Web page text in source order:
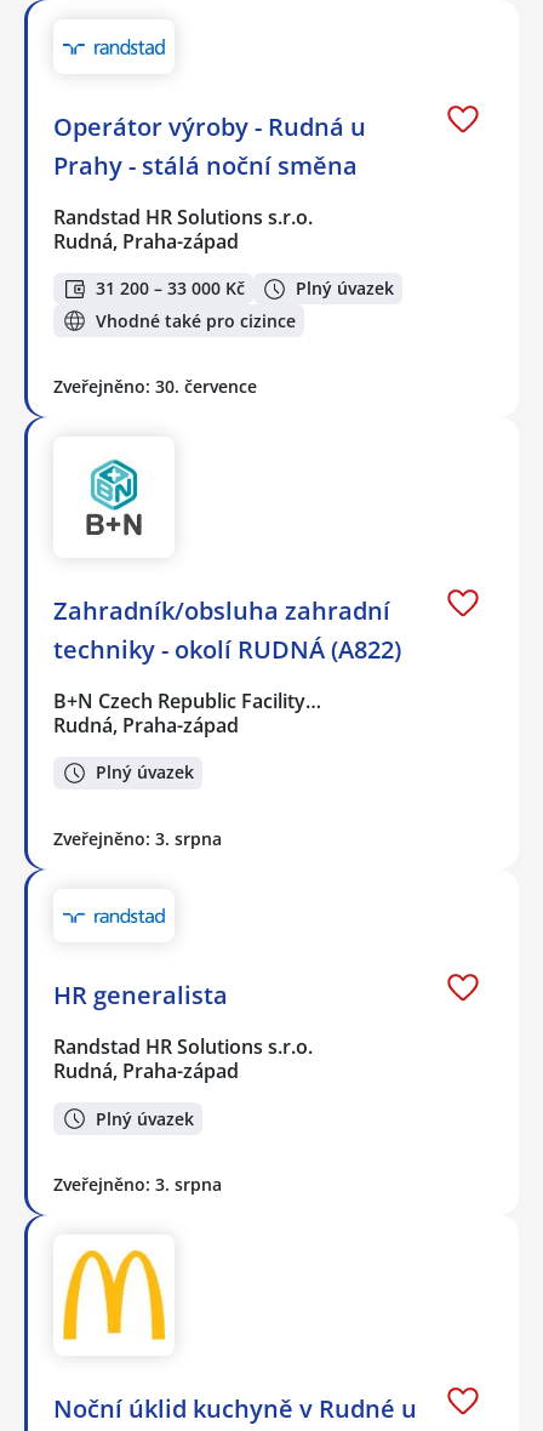
Operátor výroby - Rudná u
Prahy - stálá noční směna
Randstad HR Solutions s.r.o.
Rudná, Praha-západ
31 200 – 33 000 Kč
Plný úvazek
Vhodné také pro cizince
Zveřejněno: 30. července
Zahradník/obsluha zahradní
techniky - okolí RUDNÁ (A822)
B+N Czech Republic Facility…
Rudná, Praha-západ
Plný úvazek
Zveřejněno: 3. srpna
HR generalista
Randstad HR Solutions s.r.o.
Rudná, Praha-západ
Plný úvazek
Zveřejněno: 3. srpna
Noční úklid kuchyně v Rudné u